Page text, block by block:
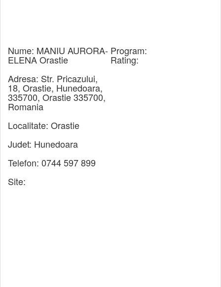
Nume: MANIU AURORA-
ELENA Orastie
Adresa: Str. Pricazului,
18, Orastie, Hunedoara,
335700, Orastie 335700,
Romania
Localitate: Orastie
Judet: Hunedoara
Telefon: 0744 597 899
Site:
Program:
Rating: